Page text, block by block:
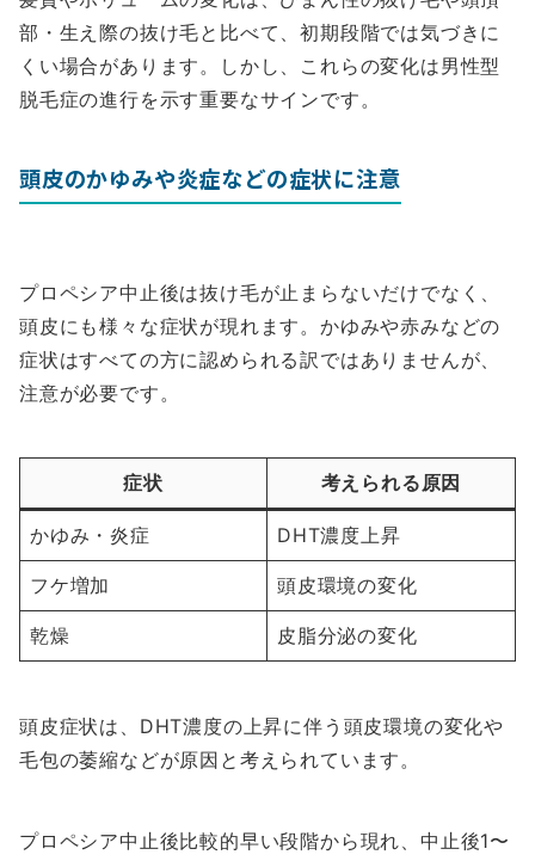
部・生え際の抜け毛と比べて、初期段階では気づきに
くい場合があります。しかし、これらの変化は男性型
脱毛症の進行を示す重要なサインです。
頭皮のかゆみや炎症などの症状に注意
プロペシア中止後は抜け毛が止まらないだけでなく、
頭皮にも様々な症状が現れます。かゆみや赤みなどの
症状はすべての方に認められる訳ではありませんが、
注意が必要です。
症状 考えられる原因
かゆみ・炎症 DHT濃度上昇
フケ増加 頭皮環境の変化
乾燥 皮脂分泌の変化
頭皮症状は、DHT濃度の上昇に伴う頭皮環境の変化や
毛包の萎縮などが原因と考えられています。
プロペシア中止後比較的早い段階から現れ、中止後1〜